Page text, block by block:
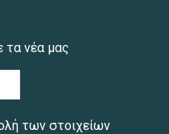
τα νέα μας
των στοιχείων